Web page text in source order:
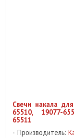
Свечи накала
65510, 19077-
65511
Производитель: